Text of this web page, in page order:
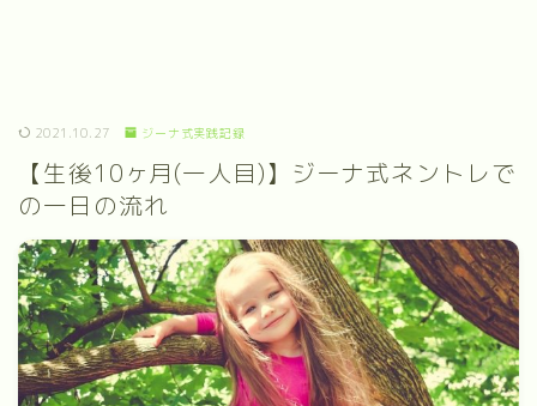
2021.10.27 ジーナ式実践記録
【生後10ヶ月(一人目)】ジーナ式ネントレで
の一日の流れ